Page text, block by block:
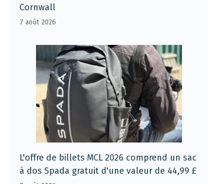
Cornwall
7 août 2026
L'offre de billets MCL 2026 comprend un sac
à dos Spada gratuit d'une valeur de 44,99 £